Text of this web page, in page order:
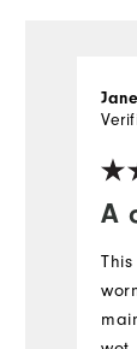
A
Jane